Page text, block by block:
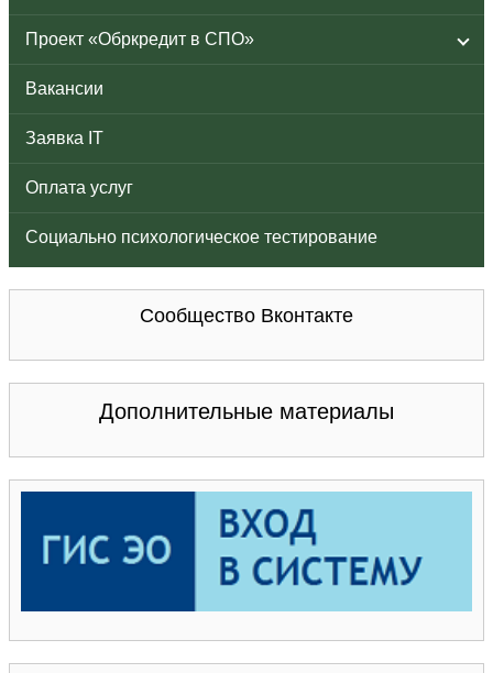
Проект «Обркредит в СПО»
Вакансии
Заявка IT
Оплата услуг
Социально психологическое тестирование
Сообщество Вконтакте
Дополнительные материалы